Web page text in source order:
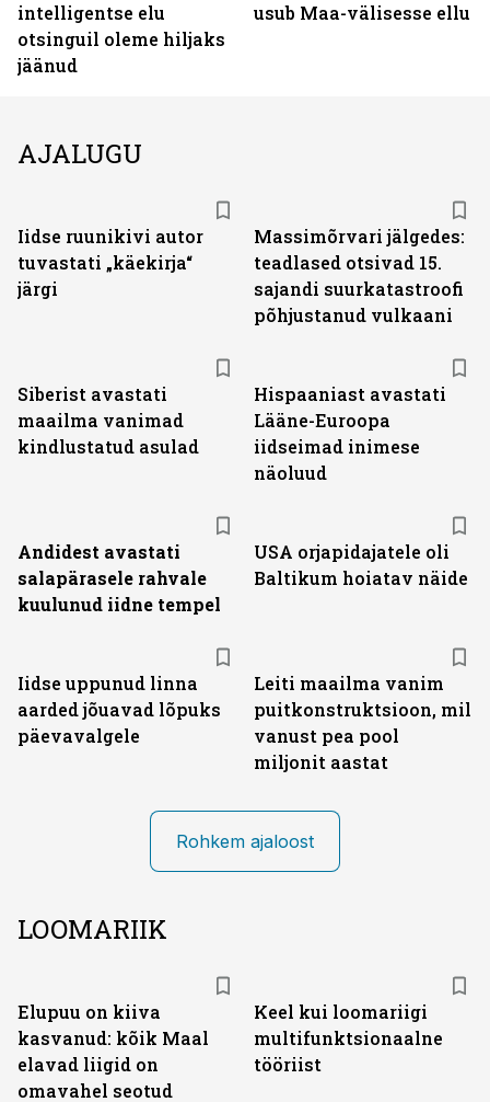
intelligentse elu
otsinguil oleme hiljaks
jäänud
usub Maa-välisesse ellu
AJALUGU
Iidse ruunikivi autor
tuvastati „käekirja“
järgi
Massimõrvari jälgedes:
teadlased otsivad 15.
sajandi suurkatastroofi
põhjustanud vulkaani
Siberist avastati
maailma vanimad
kindlustatud asulad
Hispaaniast avastati
Lääne-Euroopa
iidseimad inimese
näoluud
Andidest avastati
salapärasele rahvale
kuulunud iidne tempel
USA orjapidajatele oli
Baltikum hoiatav näide
Iidse uppunud linna
aarded jõuavad lõpuks
päevavalgele
Leiti maailma vanim
puitkonstruktsioon, mil
vanust pea pool
miljonit aastat
Rohkem ajaloost
LOOMARIIK
Elupuu on kiiva
kasvanud: kõik Maal
elavad liigid on
omavahel seotud
Keel kui loomariigi
multifunktsionaalne
tööriist